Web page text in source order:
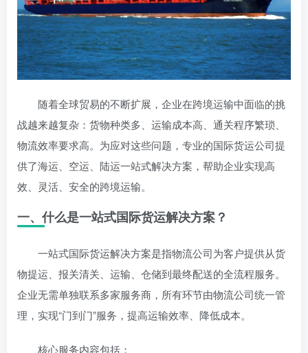
随着全球贸易的不断扩展，企业在跨境运输中面临的挑
战越来越复杂：货物种类多、运输成本高、通关程序繁琐、
物流效率要求高。为应对这些问题，专业的国际货运公司提
供了海运、空运、陆运一站式解决方案，帮助企业实现高
效、灵活、安全的跨境运输。
一、什么是一站式国际货运解决方案？
一站式国际货运解决方案是指物流公司为客户提供从货
物提运、报关清关、运输、仓储到最终配送的全流程服务。
企业无需单独联系多家服务商，所有环节由物流公司统一管
理，实现“门到门”服务，提高运输效率、降低成本。
核心服务内容包括：